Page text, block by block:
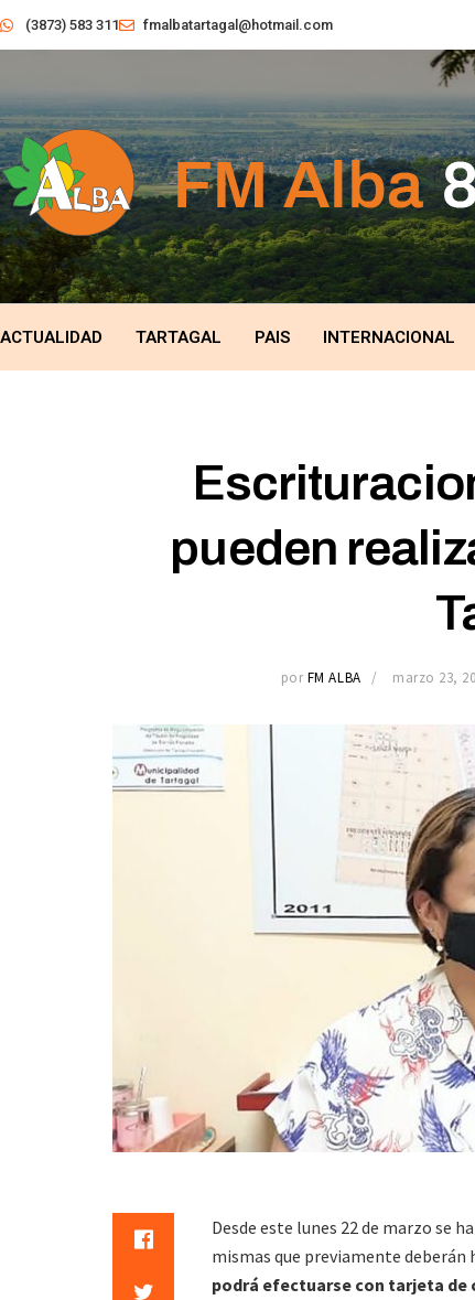
(3873) 583 311 fmalbatartagal@hotmail.com
ACTUALIDAD TARTAGAL PAIS INTERNACIONAL
pueden
por FM ALBA marzo 23,
Desde este lunes 22 de marzo se
mismas que previamente deberán
podrá efectuarse con tarjeta de